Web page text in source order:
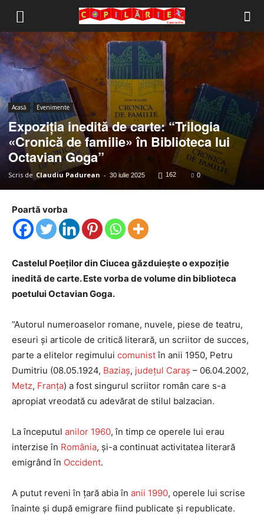
Copilărie.org
Acasă Evenimente
Expoziția inedită de carte: “Trilogia
«Cronică de familie» în Biblioteca lui
Octavian Goga”
Scris de Claudiu Padurean - 30 iulie 2025 162 0
Poartă vorba
Castelul Poeților din Ciucea găzduiește o expoziție
inedită de carte. Este vorba de volume din biblioteca
poetului Octavian Goga.
”Autorul numeroaselor romane, nuvele, piese de teatru,
eseuri și articole de critică literară, un scriitor de succes,
parte a elitelor regimului comunistîn anii 1950, Petru
Dumitriu (08.05.1924, Baziaș, județul Caraș – 06.04.2002,
Metz, Franța) a fost singurul scriitor român care s-a
apropiat vreodată cu adevărat de stilul balzacian.
La începutul anilor 1960, în timp ce operele lui erau
interzise în România, și-a continuat activitatea literară
emigrând în Occident.
A putut reveni în țară abia în anii 1990, operele lui scrise
înainte și după emigrare fiind publicate și republicate.